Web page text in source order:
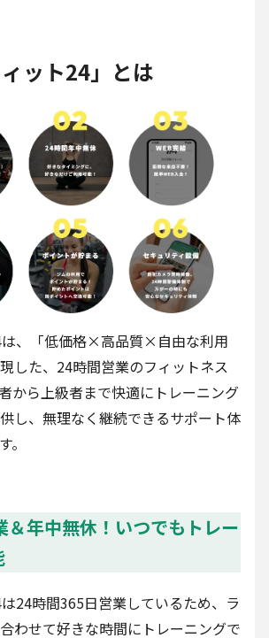
ィット24」とは
は、「低価格×高品質×自由な利用
した、24時間営業のフィットネス
から上級者まで快適にトレーニング
し、無理なく継続できるサポート体
。
＆年中無休！いつでもトレー
24時間365日営業しているため、ラ
わせて好きな時間にトレーニングで